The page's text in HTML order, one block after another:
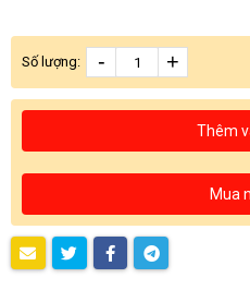
Số lượng: - +
Thêm
Mua